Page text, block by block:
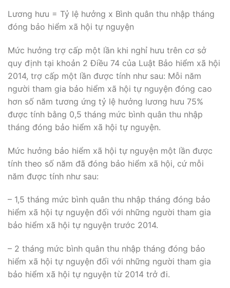
Lương hưu = Tỷ lệ hưởng x Bình quân thu nhập tháng
đóng bảo hiểm xã hội tự nguyện
Mức hưởng trợ cấp một lần khi nghỉ hưu trên cơ sở
quy định tại khoản 2 Điều 74 của Luật Bảo hiểm xã hội
2014, trợ cấp một lần được tính như sau: Mỗi năm
người tham gia bảo hiểm xã hội tự nguyện đóng cao
hơn số năm tương ứng tỷ lệ hưởng lương hưu 75%
được tính bằng 0,5 tháng mức bình quân thu nhập
tháng đóng bảo hiểm xã hội tự nguyện.
Mức hưởng bảo hiểm xã hội tự nguyện một lần được
tính theo số năm đã đóng bảo hiểm xã hội, cứ mỗi
năm được tính như sau:
– 1,5 tháng mức bình quân thu nhập tháng đóng bảo
hiểm xã hội tự nguyện đối với những người tham gia
bảo hiểm xã hội tự nguyện trước 2014.
– 2 tháng mức bình quân thu nhập tháng đóng bảo
hiểm xã hội tự nguyện đối với những người tham gia
bảo hiểm xã hội tự nguyện từ 2014 trở đi.